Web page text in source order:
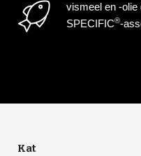
vismeel en -
SPECIFIC®-
Kat